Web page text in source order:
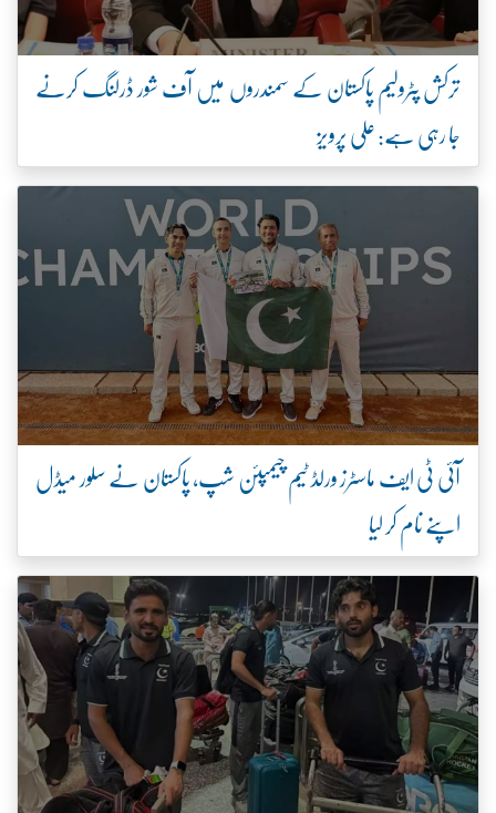
ترکش پٹرولیم پاکستان کے سمندروں میں آف شور ڈرلنگ کرنے
جا رہی ہے: علی پرویز
آئی ٹی ایف ماسٹرز ورلڈ ٹیم چیمپئن شپ، پاکستان نے سلور میڈل
اپنے نام کر لیا